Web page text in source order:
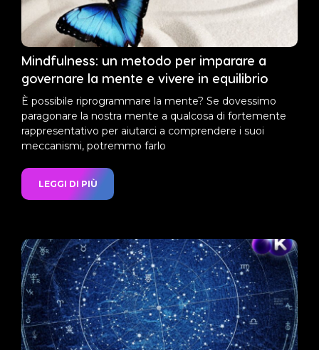
Mindfulness: un metodo per imparare a
governare la mente e vivere in equilibrio
È possibile riprogrammare la mente? Se dovessimo
paragonare la nostra mente a qualcosa di fortemente
rappresentativo per aiutarci a comprendere i suoi
meccanismi, potremmo farlo
LEGGI DI PIÙ